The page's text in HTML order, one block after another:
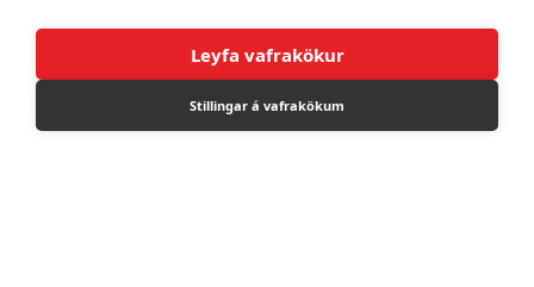
Leyfa vafrakökur
Stillingar á vafrakökum